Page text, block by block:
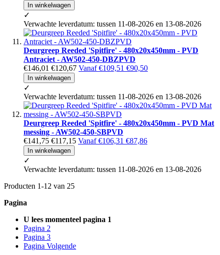
In winkelwagen
✓
Verwachte leverdatum: tussen 11-08-2026 en 13-08-2026
Deurgreep Reeded 'Spitfire' - 480x20x450mm - PVD
Antraciet - AW502-450-DBZPVD
€146,01 €120,67 Vanaf €109,51 €90,50
In winkelwagen
✓
Verwachte leverdatum: tussen 11-08-2026 en 13-08-2026
Deurgreep Reeded 'Spitfire' - 480x20x450mm - PVD Mat
messing - AW502-450-SBPVD
€141,75 €117,15 Vanaf €106,31 €87,86
In winkelwagen
✓
Verwachte leverdatum: tussen 11-08-2026 en 13-08-2026
Producten 1-12 van 25
Pagina
U lees momenteel pagina 1
Pagina 2
Pagina 3
Pagina Volgende